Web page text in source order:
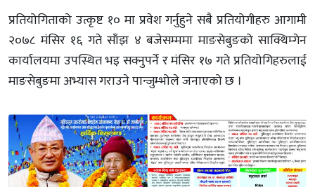
प्रतियोगिताको उत्कृष्ट १० मा प्रवेश गर्नुहुने सबै प्रतियोगीहरु आगामी
२०७८ मंसिर १६ गते साँझ ४ बजेसम्ममा माङसेबुङको साक्थिम्गेन
कार्यालयमा उपस्थित भइ सक्नुपर्ने र मंसिर १७ गते प्रतियोगिहरुलाई
माङसेबुङमा अभ्यास गराउने पान्जुम्भोले जनाएको छ ।